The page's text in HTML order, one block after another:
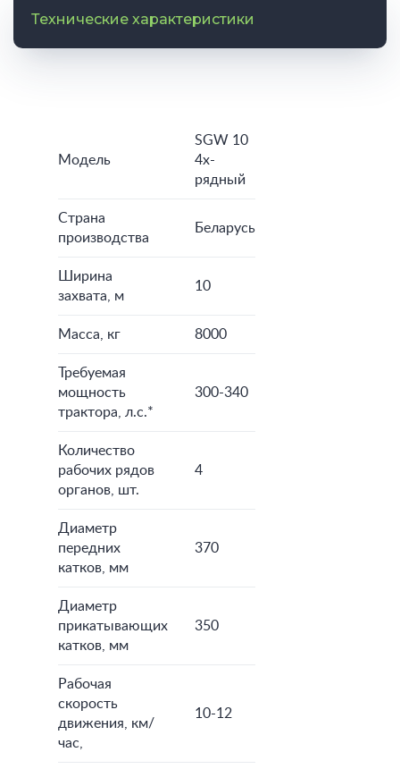
Технические характеристики
Модель
SGW 10
4х-
рядный
Страна
производства
Беларусь
Ширина
захвата, м
10
Масса, кг 8000
Требуемая
мощность
трактора, л.с.*
300-340
Количество
рабочих рядов
органов, шт.
4
Диаметр
передних
катков, мм
370
Диаметр
прикатывающих
катков, мм
350
Рабочая
скорость
движения, км/
час,
10-12